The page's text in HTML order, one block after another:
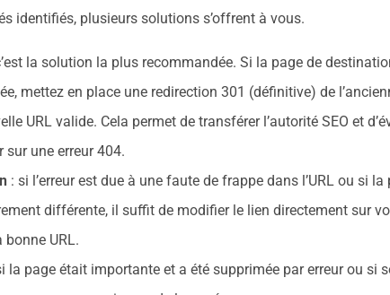
identifiés, plusieurs solutions s’offrent à vous.
la solution la plus recommandée. Si la page de
mettez en place une redirection 301 (définitive) de
URL valide. Cela permet de transférer l’autorité SEO et
sur une erreur 404.
: si l’erreur est due à une faute de frappe dans l’URL ou si la
différente, il suffit de modifier le lien directement sur
bonne URL.
la page était importante et a été supprimée par erreur ou si